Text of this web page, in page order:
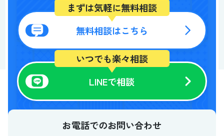
個人情報の第三者への開示・提供の禁止
当社は、お客さまよりお預かりした個人情報を適切に
管理し、次のいずれかに該当する場合を除き、個人情
報を第三者に開示いたしません。
お客さまの同意がある場合
お客さまが希望されるサービスを行なうために当社が
業務を委託する業者に対して開示する場合
法令に基づき開示することが必要である場合
まずは気軽に無料相談
無料相談はこちら
いつでも楽々相談
LINEで相談
お電話でのお問い合わせ